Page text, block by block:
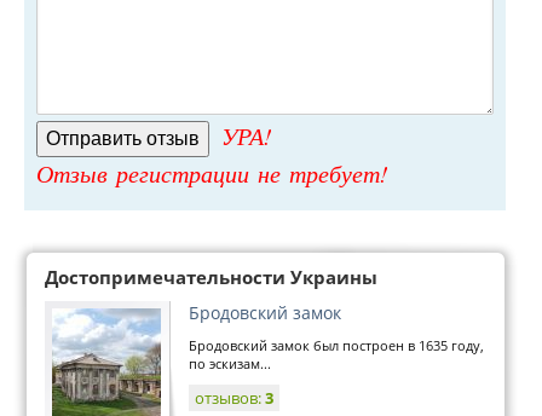
УРА!
Отзыв регистрации не требует!
Достопримечательности Украины
Бродовский замок
Бродовский замок был построен в 1635 году,
по эскизам...
отзывов:3